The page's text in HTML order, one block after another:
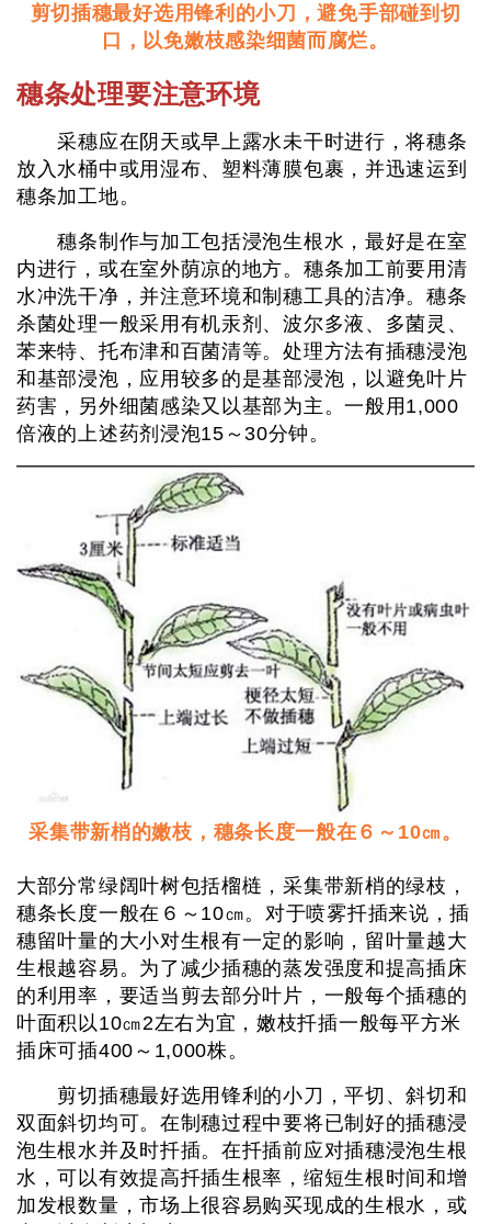
剪切插穗最好选用锋利的小刀，避免手部碰到切
口，以免嫩枝感染细菌而腐烂。
穗条处理要注意环境
采穗应在阴天或早上露水未干时进行，将穗条
放入水桶中或用湿布、塑料薄膜包裹，并迅速运到
穗条加工地。
穗条制作与加工包括浸泡生根水，最好是在室
内进行，或在室外荫凉的地方。穗条加工前要用清
水冲洗干净，并注意环境和制穗工具的洁净。穗条
杀菌处理一般采用有机汞剂、波尔多液、多菌灵、
苯来特、托布津和百菌清等。处理方法有插穗浸泡
和基部浸泡，应用较多的是基部浸泡，以避免叶片
药害，另外细菌感染又以基部为主。一般用1,000
倍液的上述药剂浸泡15～30分钟。
采集带新梢的嫩枝，穗条长度一般在６～10㎝。
大部分常绿阔叶树包括榴梿，采集带新梢的绿枝，
穗条长度一般在６～10㎝。对于喷雾扦插来说，插
穗留叶量的大小对生根有一定的影响，留叶量越大
生根越容易。为了减少插穗的蒸发强度和提高插床
的利用率，要适当剪去部分叶片，一般每个插穗的
叶面积以10㎝2左右为宜，嫩枝扦插一般每平方米
插床可插400～1,000株。
剪切插穗最好选用锋利的小刀，平切、斜切和
双面斜切均可。在制穗过程中要将已制好的插穗浸
泡生根水并及时扦插。在扦插前应对插穗浸泡生根
水，可以有效提高扦插生根率，缩短生根时间和增
加发根数量，市场上很容易购买现成的生根水，或